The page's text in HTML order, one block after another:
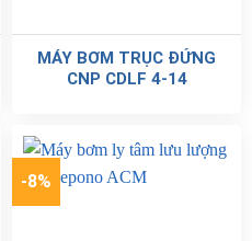
MÁY BƠM TRỤC ĐỨNG
CNP CDLF 4-14
-8%